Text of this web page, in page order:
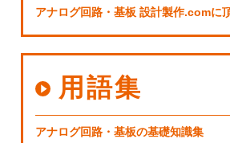
アナログ回路・基板 設計製作.comに
用語集
アナログ回路・基板の基礎知識集